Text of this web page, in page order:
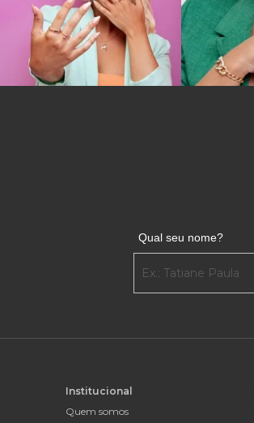
Qual seu nome?
Institucional
Quem somos